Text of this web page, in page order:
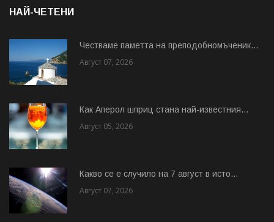
НАЙ-ЧЕТЕНИ
Честваме паметта на преподобномъченик...
Август 07, 2026
Как Аперол шприц стана най-известния...
Август 05, 2026
Какво се е случило на 7 август в исто...
Август 07, 2026